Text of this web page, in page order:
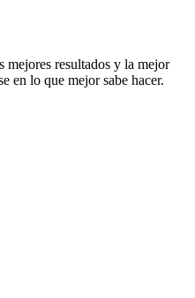
mejores resultados y la mejor
en lo que mejor sabe hacer.